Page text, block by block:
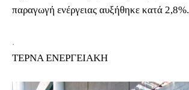
παραγωγή ενέργειας αυξήθηκε κατά 2,8%.
.
ΤΕΡΝΑ ΕΝΕΡΓΕΙΑΚΗ